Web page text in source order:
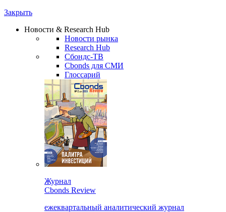
Закрыть
Новости & Research Hub
Новости рынка
Research Hub
Сбондс-ТВ
Cbonds для СМИ
Глоссарий
Журнал
Cbonds Review
ежеквартальный аналитический журнал